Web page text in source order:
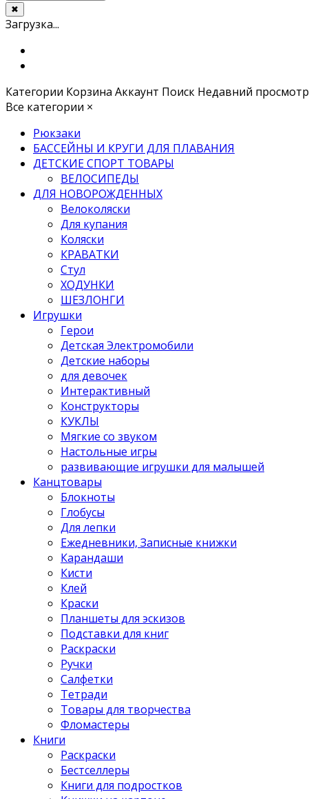
✖
Загрузка...
Категории Корзина Аккаунт Поиск Недавний просмотр
Все категории ×
Рюкзаки
БАССЕЙНЫ И КРУГИ ДЛЯ ПЛАВАНИЯ
ДЕТСКИЕ СПОРТ ТОВАРЫ
ВЕЛОСИПЕДЫ
ДЛЯ НОВОРОЖДЕННЫХ
Велоколяски
Для купания
Коляски
КРАВАТКИ
Стул
ХОДУНКИ
ШЕЗЛОНГИ
Игрушки
Герои
Детская Электромобили
Детские наборы
для девочек
Интерактивный
Конструкторы
КУКЛЫ
Мягкие со звуком
Настольные игры
развивающие игрушки для малышей
Канцтовары
Блокноты
Глобусы
Для лепки
Ежедневники, Записные книжки
Карандаши
Кисти
Клей
Краски
Планшеты для эскизов
Подставки для книг
Раскраски
Ручки
Салфетки
Тетради
Товары для творчества
Фломастеры
Книги
Раскраски
Бестселлеры
Книги для подростков